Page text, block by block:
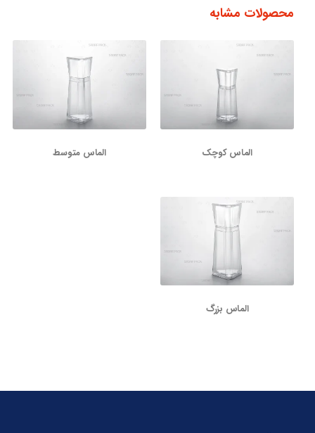
محصولات مشابه
الماس کوچک الماس متوسط
الماس بزرگ